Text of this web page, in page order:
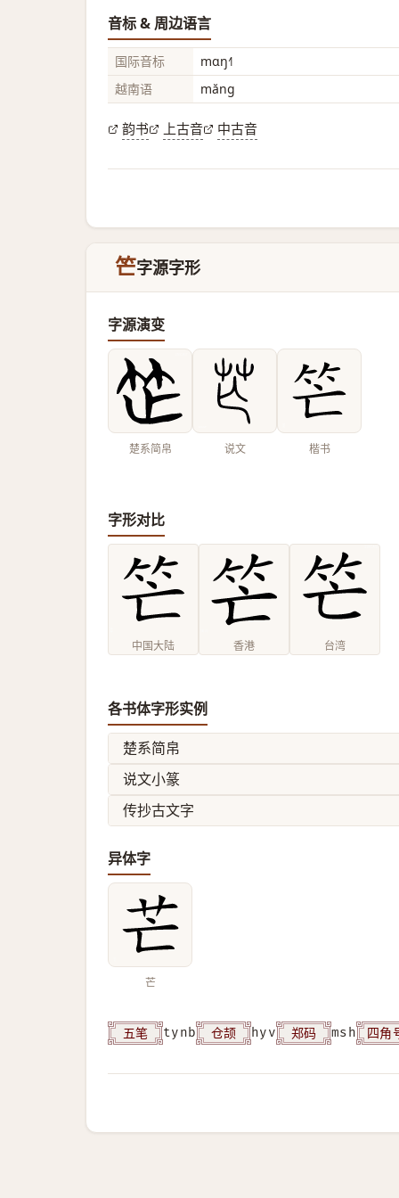
音标 & 周边语言
国际音标
mɑŋ˧˥
越南语
măng
韵书 上古音 中古音
笀字源字形
字源演变
楚系简帛 说文 楷书
字形对比
中国大陆 香港 台湾
各书体字形实例
楚系简帛
说文小篆
传抄古文字
异体字
芒
五笔 tynb 仓颉 hyv 郑码 msh 四角